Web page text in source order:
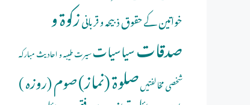
خواتین کے حقوقذبیحہ و قربانیزکوۃ و
صدقاتسیاسیاتسیرت طیبہ و احادیث مبارکہ
شخصی مخالفتیںصلوة (نماز)صوم (روزہ )